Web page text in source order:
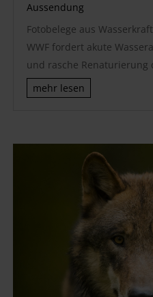
Aussendung
Fotobelege aus
WWF fordert akute
und rasche Renaturierung
mehr lesen